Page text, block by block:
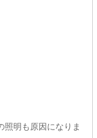
照明も原因になりま